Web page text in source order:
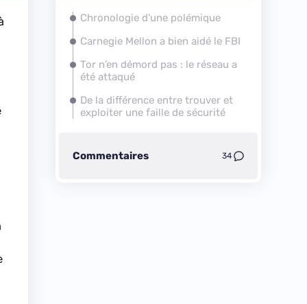
Chronologie d’une polémique
Carnegie Mellon a bien aidé le FBI
Tor n’en démord pas : le réseau a
été attaqué
De la différence entre trouver et
exploiter une faille de sécurité
Commentaires 34